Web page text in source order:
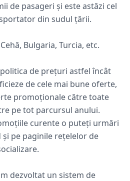
de pasageri și este astăzi cel
din sudul țării.
Bulgaria, Turcia, etc.
de prețuri astfel încât
de cele mai bune oferte,
promoționale către toate
pe tot parcursul anului.
curente o puteți urmări
și pe paginile rețelelor de
dezvoltat un sistem de